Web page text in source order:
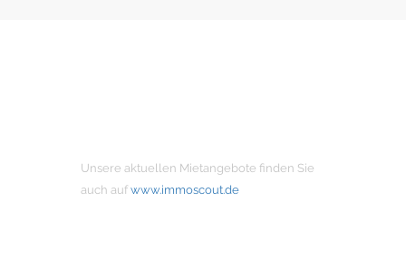
Unsere aktuellen Mietangebote finden Sie
auch auf www.immoscout.de